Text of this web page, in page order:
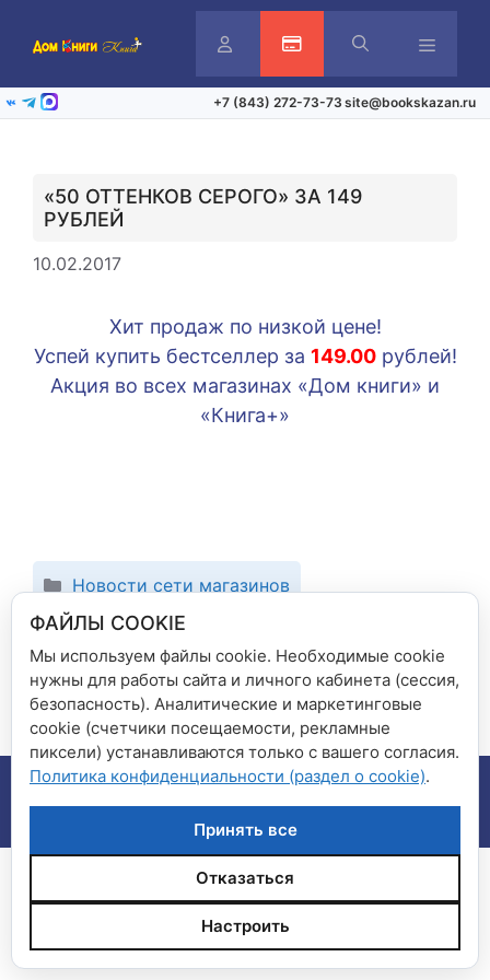
ЛичныйАктивация карты
ВКонтакте
Telegram
Max +7 (843) 272-73-73 site@bookskazan.ru
«50 ОТТЕНКОВ СЕРОГО» ЗА 149
РУБЛЕЙ
10.02.2017
Хит продаж по низкой цене!
Успей купить бестселлер за 149.00рублей!
Акция во всех магазинах «Дом книги» и
«Книга+»
Рубрики
Новости сети магазинов
Покупай подарки ВЫГОДНО!
Победительница 16 битвы экстрасенсов
Виктория Райдос в магазине «Книга+»
© 2026 Сеть магазинов "Дом книги", "Книга плюс"
Создано с помощьюGeneratePress
ФАЙЛЫ COOKIE
Мы используем файлы cookie. Необходимые cookie
нужны для работы сайта и личного кабинета (сессия,
безопасность). Аналитические и маркетинговые
cookie (счетчики посещаемости, рекламные
пиксели) устанавливаются только с вашего согласия.
Политика конфиденциальности (раздел о cookie).
Принять все
Отказаться
Настроить